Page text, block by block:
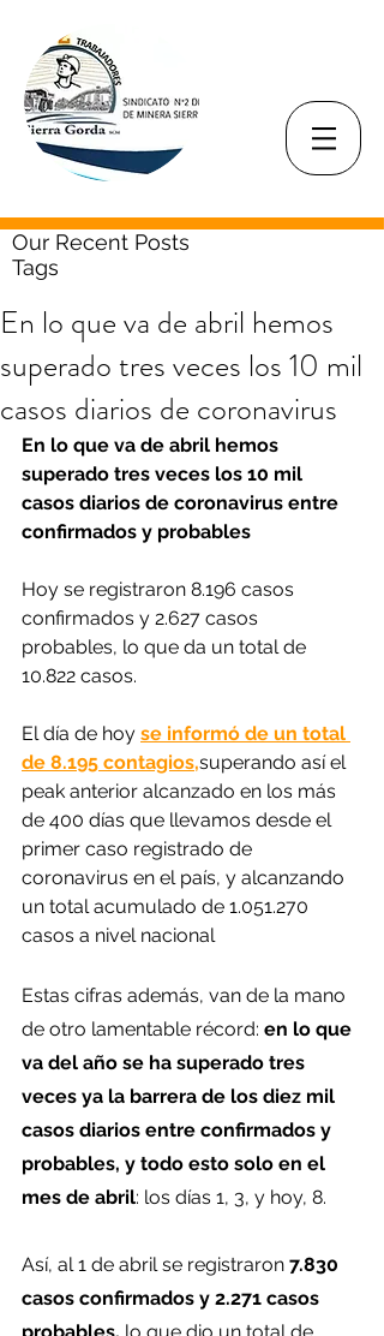
Our Recent Posts
Tags
En lo que va de abril hemos
superado tres veces los 10 mil
casos diarios de coronavirus
En lo que va de abril hemos
superado tres veces los 10 mil
casos diarios de coronavirus entre
confirmados y probables
Hoy se registraron 8.196 casos
confirmados y 2.627 casos
probables, lo que da un total de
10.822 casos.
El día de hoy se informó de un total
de 8.195 contagios,superando así el
peak anterior alcanzado en los más
de 400 días que llevamos desde el
primer caso registrado de
coronavirus en el país, y alcanzando
un total acumulado de 1.051.270
casos a nivel nacional
Estas cifras además, van de la mano
de otro lamentable récord: en lo que
va del año se ha superado tres
veces ya la barrera de los diez mil
casos diarios entre confirmados y
probables, y todo esto solo en el
mes de abril: los días 1, 3, y hoy, 8.
Así, al 1 de abril se registraron 7.830
casos confirmados y 2.271 casos